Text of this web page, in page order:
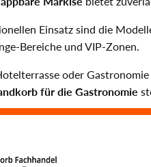
Einsatz sind die
Bereiche und VIP-Zonen.
oder Gastronomie
für die Gastronomie